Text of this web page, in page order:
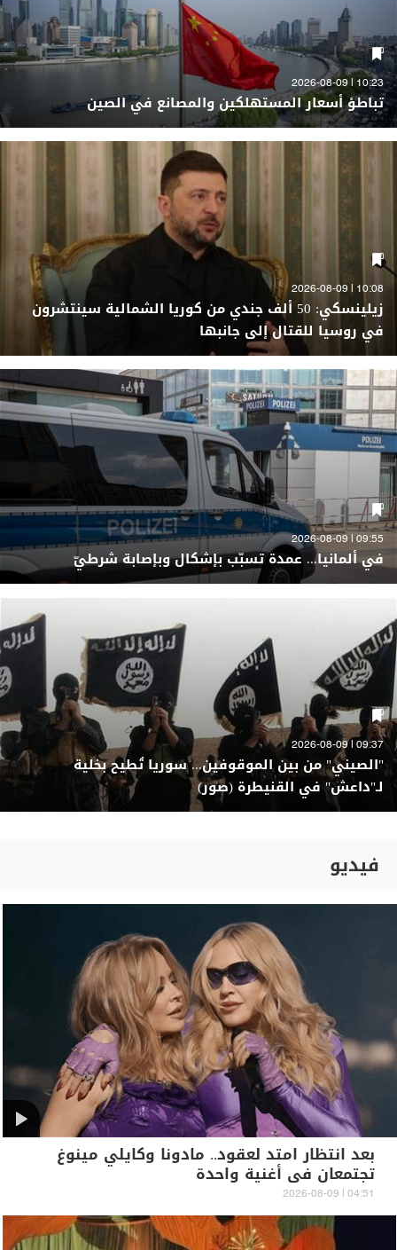
10:23 | 2026-08-09
تباطؤ أسعار المستهلكين والمصانع في الصين
10:08 | 2026-08-09
زيلينسكي: 50 ألف جندي من كوريا الشمالية سينتشرون
في روسيا للقتال إلى جانبها
09:55 | 2026-08-09
في ألمانيا... عمدة تسبّب بإشكال وبإصابة شرطيّ
09:37 | 2026-08-09
"الصيني" من بين الموقوفين... سوريا تُطيح بخلية
لـ"داعش" في القنيطرة (صور)
فيديو
بعد انتظار امتد لعقود.. مادونا وكايلي مينوغ
تجتمعان في أغنية واحدة
04:51 | 2026-08-09